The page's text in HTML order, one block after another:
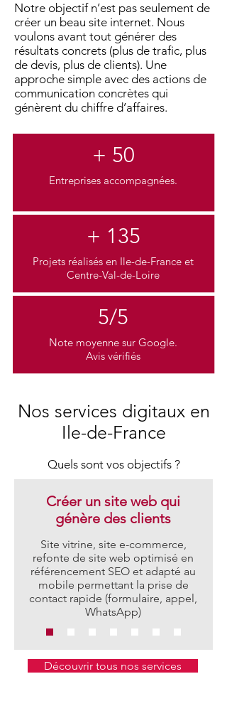
Notre objectif n’est pas seulement de
créer un beau site internet. Nous
voulons avant tout générer des
résultats concrets (plus de trafic, plus
de devis, plus de clients). ​​Une
approche simple avec des actions de
communication concrètes qui
génèrent du chiffre d’affaires.
+ 50
Entreprises accompagnées.
+ 135
Projets réalisés en Ile-de-France et
Centre-Val-de-Loire
5/5
Note moyenne sur Google.
Avis vérifiés
Nos services digitaux en
Ile-de-France
Quels sont vos objectifs ?
Créer un site web qui
génère des clients
Site vitrine, site e-commerce,
refonte de site web optimisé en
référencement SEO et adapté au
mobile permettant la prise de
contact rapide (formulaire, appel,
WhatsApp)
Découvrir tous nos services